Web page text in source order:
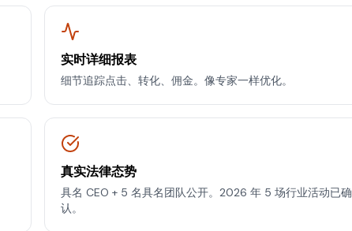
实时详细报表
细节追踪点击、转化、佣金。像专家一样优化。
真实法律态势
具名 CEO + 5 名具名团队公开。2026 年 5 场行业活动已确
认。